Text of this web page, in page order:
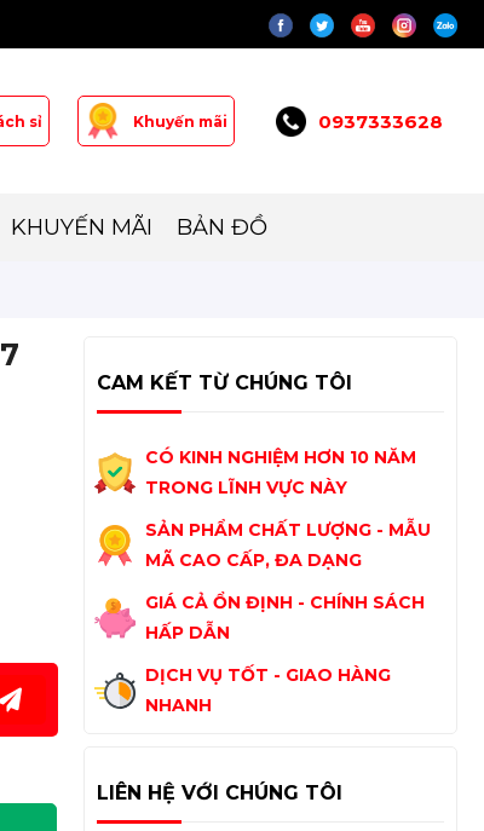
sỉ Khuyến mãi 0937333628
KHUYẾN MÃI BẢN ĐỒ
CAM KẾT TỪ CHÚNG TÔI
CÓ KINH NGHIỆM HƠN 10 NĂM
TRONG LĨNH VỰC NÀY
SẢN PHẨM CHẤT LƯỢNG - MẪU
MÃ CAO CẤP, ĐA DẠNG
GIÁ CẢ ỔN ĐỊNH - CHÍNH SÁCH
HẤP DẪN
DỊCH VỤ TỐT - GIAO HÀNG
NHANH
LIÊN HỆ VỚI CHÚNG TÔI